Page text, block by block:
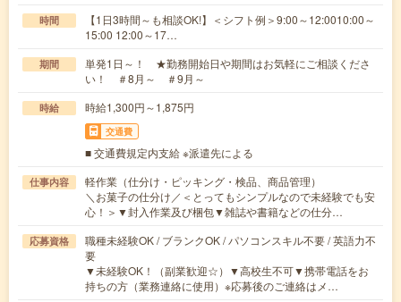
時間
【1日3時間～も相談OK!】＜シフト例＞9:00～12:0010:00～
15:00 12:00～17…
期間
単発1日～！ ★勤務開始日や期間はお気軽にご相談くださ
い！ ＃8月～ ＃9月～
時給 時給1,300円～1,875円
交通費
■ 交通費規定内支給 ※派遣先による
仕事内容
軽作業（仕分け・ピッキング・検品、商品管理）
＼お菓子の仕分け／＜とってもシンプルなので未経験でも安
心！＞▼封入作業及び梱包▼雑誌や書籍などの仕分…
応募資格
職種未経験OK / ブランクOK / パソコンスキル不要 / 英語力不
要
▼未経験OK！（副業歓迎☆）▼高校生不可▼携帯電話をお
持ちの方（業務連絡に使用）※応募後のご連絡はメ…